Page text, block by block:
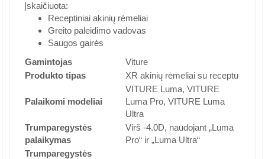
Įskaičiuota:
Receptiniai akinių rėmeliai
Greito paleidimo vadovas
Saugos gairės
Gamintojas
Viture
Produkto tipas
XR akinių rėmeliai su receptu
Palaikomi modeliai
VITURE Luma, VITURE
Luma Pro, VITURE Luma
Ultra
Trumparegystės
palaikymas
Virš -4.0D, naudojant „Luma
Pro“ ir „Luma Ultra“
Trumparegystės